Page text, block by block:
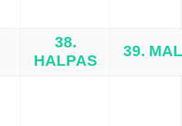
38.
HALPAS
39.